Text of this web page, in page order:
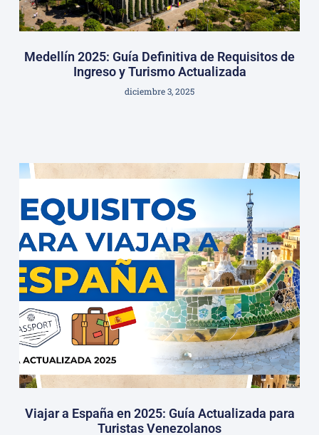
Medellín 2025: Guía Definitiva de Requisitos de
Ingreso y Turismo Actualizada
diciembre 3, 2025
Viajar a España en 2025: Guía Actualizada para
Turistas Venezolanos